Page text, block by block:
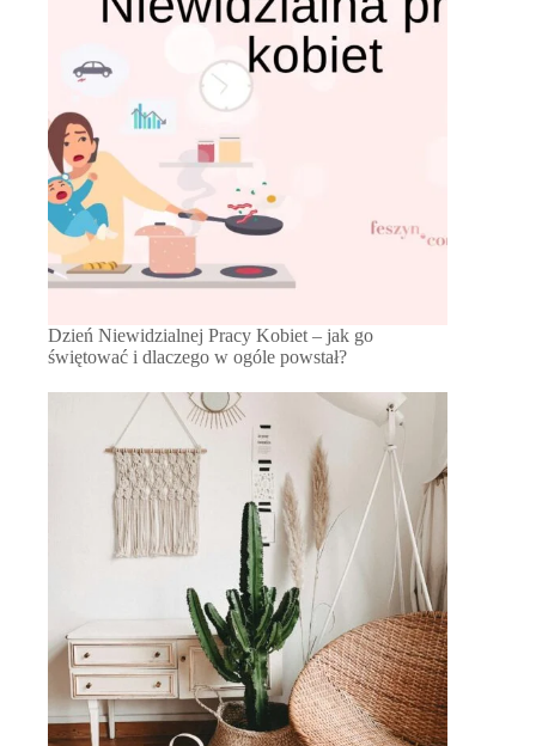
Dzień Niewidzialnej Pracy Kobiet – jak go
świętować i dlaczego w ogóle powstał?